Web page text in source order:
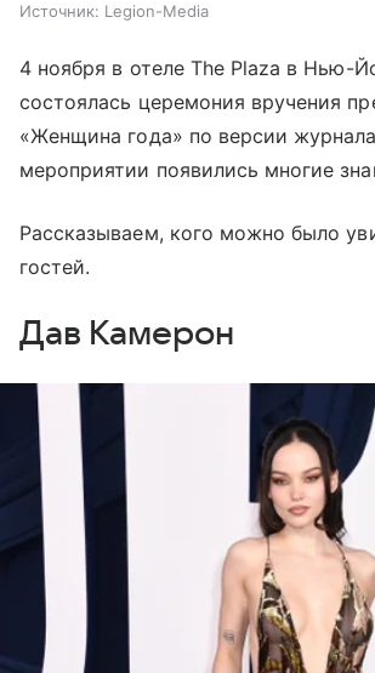
Источник: Legion-Media
4 ноября в отеле The Plaza в Нью-
состоялась церемония вручения
«Женщина года» по версии
мероприятии появились многие
Рассказываем, кого можно было
гостей.
Дав Камерон